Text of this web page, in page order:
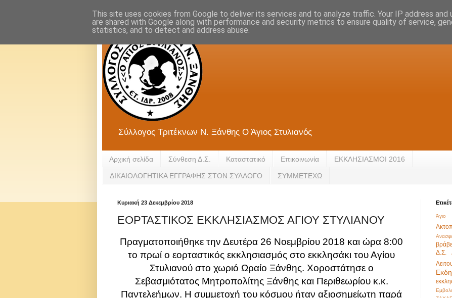
Σύλλογος Τριτέκνων Ν. Ξάνθης Ο Άγιος Στυλιανός
Αρχική σελίδα Σύνθεση Δ.Σ. Καταστατικό Eπικοινωνία ΕΚΚΛΗΣΙΑΣΜΟΙ 2016
ΔΙΚΑΙΟΛΟΓΗΤΙΚΑ ΕΓΓΡΑΦΗΣ ΣΤΟΝ ΣΥΛΛΟΓΟ ΣΥΜΜΕΤΕΧΩ
Κυριακή 23 Δεκεμβρίου 2018
ΕΟΡΤΑΣΤΙΚΟΣ ΕΚΚΛΗΣΙΑΣΜΟΣ ΑΓΙΟΥ ΣΤΥΛΙΑΝΟΥ
Πραγματοποιήθηκε την Δευτέρα 26 Νοεμβρίου 2018 και ώρα 8:00
το πρωί ο εορταστικός εκκλησιασμός στο εκκλησάκι του Αγίου
Στυλιανού στο χωριό Ωραίο Ξάνθης. Χοροστάτησε ο
Σεβασμιότατος Μητροπολίτης Ξάνθης και Περιθεωρίου κ.κ.
Παντελεήμων. Η συμμετοχή του κόσμου ήταν αξιοσημείωτη παρά
Άγιο
Δ.Σ.
This site uses cookies from Google to deliver its services and to analyze traffic. Your IP address and
are shared with Google along with performance and security metrics to ensure quality of service,
statistics, and to detect and address abuse.